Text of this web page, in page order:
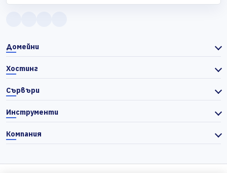
Домейни
Хостинг
Сървъри
Инструменти
Компания